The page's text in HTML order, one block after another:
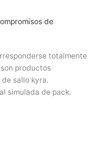
de
totalmente
productos
sallo kyra.
simulada de pack.